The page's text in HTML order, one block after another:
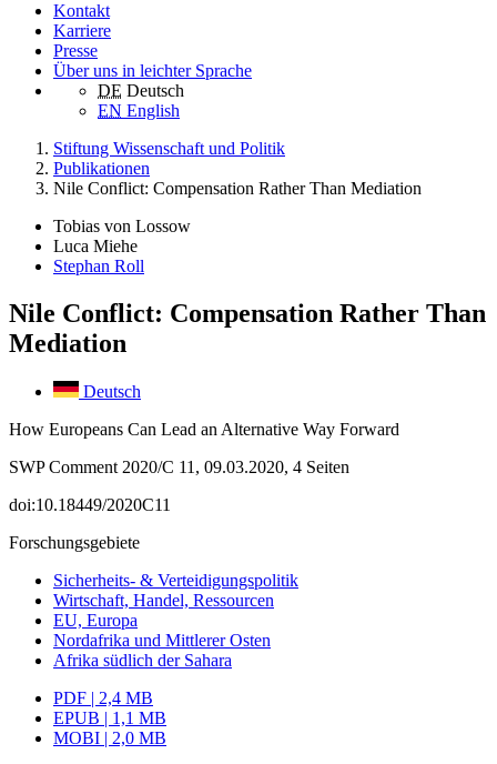
Kontakt
Karriere
Presse
Über uns in leichter Sprache
DE Deutsch
EN English
Stiftung Wissenschaft und Politik
Publikationen
Nile Conflict: Compensation Rather Than Mediation
Tobias von Lossow
Luca Miehe
Stephan Roll
Nile Conflict: Compensation Rather Than
Mediation
Deutsch
How Europeans Can Lead an Alternative Way Forward
SWP Comment 2020/C 11, 09.03.2020, 4 Seiten
doi:10.18449/2020C11
Forschungsgebiete
Sicherheits- & Verteidigungspolitik
Wirtschaft, Handel, Ressourcen
EU, Europa
Nordafrika und Mittlerer Osten
Afrika südlich der Sahara
PDF | 2,4 MB
EPUB | 1,1 MB
MOBI | 2,0 MB